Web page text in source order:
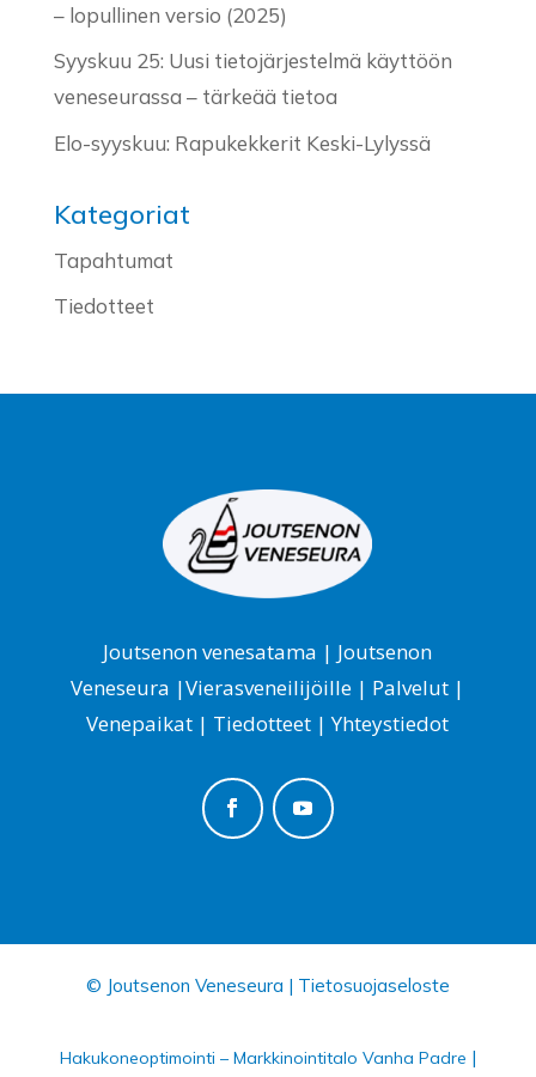
– lopullinen versio (2025)
Syyskuu 25: Uusi tietojärjestelmä käyttöön
veneseurassa – tärkeää tietoa
Elo-syyskuu: Rapukekkerit Keski-Lylyssä
Kategoriat
Tapahtumat
Tiedotteet
Joutsenon venesatama | Joutsenon
Veneseura |Vierasveneilijöille | Palvelut |
Venepaikat | Tiedotteet |Yhteystiedot
© Joutsenon Veneseura | Tietosuojaseloste
Hakukoneoptimointi – Markkinointitalo Vanha Padre |